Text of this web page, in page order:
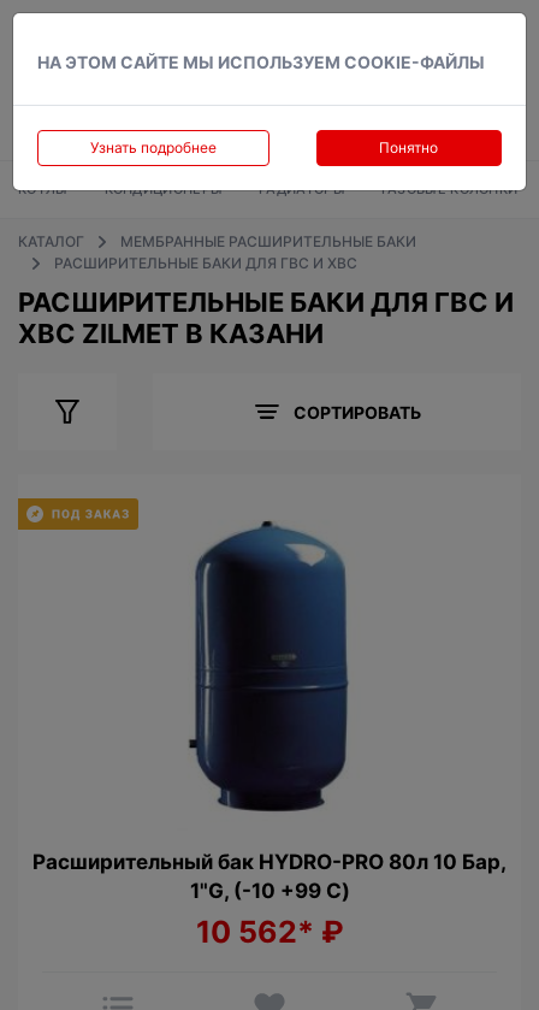
НА ЭТОМ САЙТЕ МЫ ИСПОЛЬЗУЕМ COOKIE-ФАЙЛЫ
Узнать подробнее Понятно
КОТЛЫ КОНДИЦИОНЕРЫ РАДИАТОРЫ ГАЗОВЫЕ КОЛОНКИ
КАТАЛОГ
МЕМБРАННЫЕ РАСШИРИТЕЛЬНЫЕ БАКИ
РАСШИРИТЕЛЬНЫЕ БАКИ ДЛЯ ГВС И ХВС
РАСШИРИТЕЛЬНЫЕ БАКИ ДЛЯ ГВС И
ХВС ZILMET В КАЗАНИ
СОРТИРОВАТЬ
Расширительный бак HYDRO-PRO 80л 10 Бар,
1"G, (-10 +99 С)
10 562* ₽